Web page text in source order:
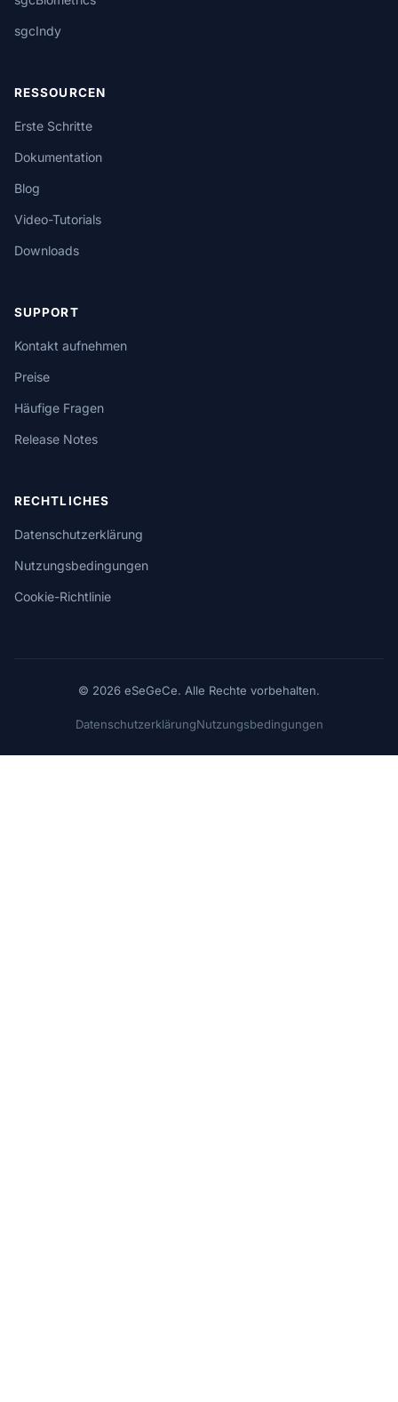
sgcIndy
RESSOURCEN
Erste Schritte
Dokumentation
Blog
Video-Tutorials
Downloads
SUPPORT
Kontakt aufnehmen
Preise
Häufige Fragen
Release Notes
RECHTLICHES
Datenschutzerklärung
Nutzungsbedingungen
Cookie-Richtlinie
© 2026 eSeGeCe. Alle Rechte vorbehalten.
DatenschutzerklärungNutzungsbedingungen